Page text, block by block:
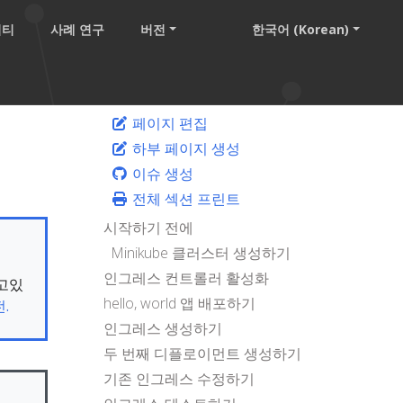
사례 연구 버전 한국어 (Korean)
있
.
페이지 편집
하부 페이지 생성
이슈 생성
전체 섹션 프린트
시작하기 전에
Minikube 클러스터 생성하기
인그레스 컨트롤러 활성화
hello, world 앱 배포하기
인그레스 생성하기
두 번째 디플로이먼트 생성하기
기존 인그레스 수정하기